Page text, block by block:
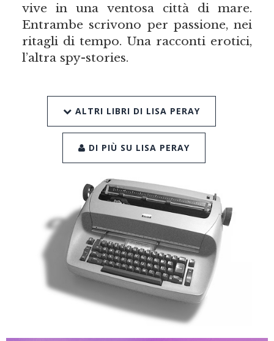
vive in una ventosa città di mare.
Entrambe scrivono per passione, nei
ritagli di tempo. Una racconti erotici,
l’altra spy-stories.
ALTRI LIBRI DI LISA PERAY
DI PIÙ SU LISA PERAY